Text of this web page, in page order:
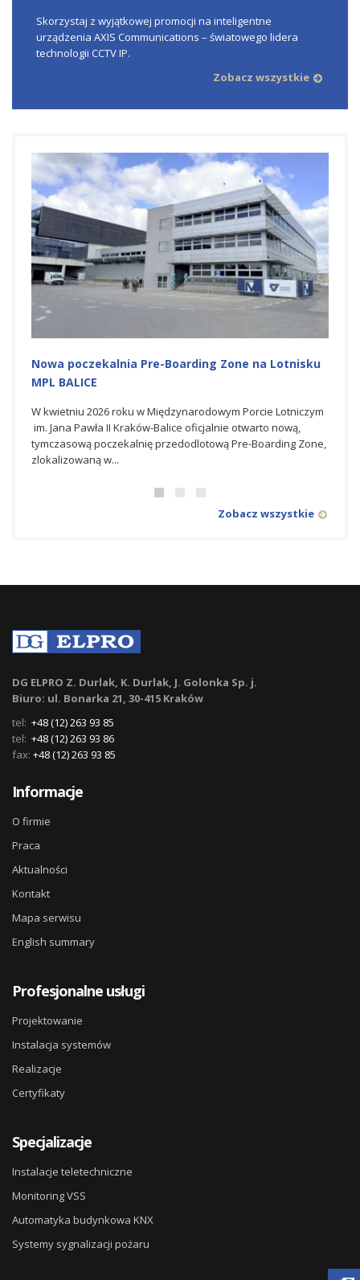
Skorzystaj z wyjątkowej promocji na inteligentne
urządzenia AXIS Communications – światowego lidera
technologii CCTV IP.
Zobacz wszystkie
Nowa poczekalnia Pre-Boarding Zone na Lotnisku
MPL BALICE
W kwietniu 2026 roku w Międzynarodowym Porcie Lotniczym
im. Jana Pawła II Kraków-Balice oficjalnie otwarto nową,
tymczasową poczekalnię przedodlotową Pre-Boarding Zone,
zlokalizowaną w...
Zobacz wszystkie
DG ELPRO Z. Durlak, K. Durlak, J. Golonka Sp. j.
Biuro: ul. Bonarka 21, 30-415 Kraków
tel: +48 (12) 263 93 85
tel: +48 (12) 263 93 86
fax: +48 (12) 263 93 85
Informacje
O firmie
Praca
Aktualności
Kontakt
Mapa serwisu
English summary
Profesjonalne usługi
Projektowanie
Instalacja systemów
Realizacje
Certyfikaty
Specjalizacje
Instalacje teletechniczne
Monitoring VSS
Automatyka budynkowa KNX
Systemy sygnalizacji pożaru